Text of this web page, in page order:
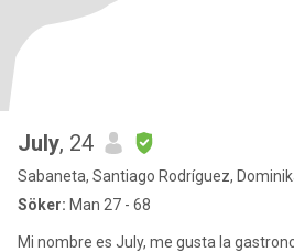
July, 24
Sabaneta, Santiago Rodríguez,
Söker: Man 27 - 68
Mi nombre es July, me gusta la